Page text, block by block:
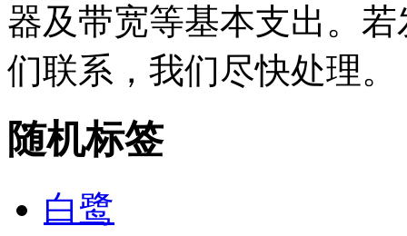
器及带宽等基本支出。
们联系，我们尽快处理。
随机标签
白鹭